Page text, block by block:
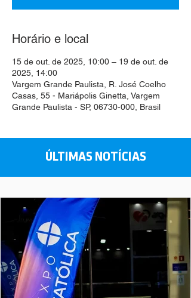
Horário e local
15 de out. de 2025, 10:00 – 19 de out. de
2025, 14:00
Vargem Grande Paulista, R. José Coelho
Casas, 55 - Mariápolis Ginetta, Vargem
Grande Paulista - SP, 06730-000, Brasil
ÚLTIMAS NOTÍCIAS